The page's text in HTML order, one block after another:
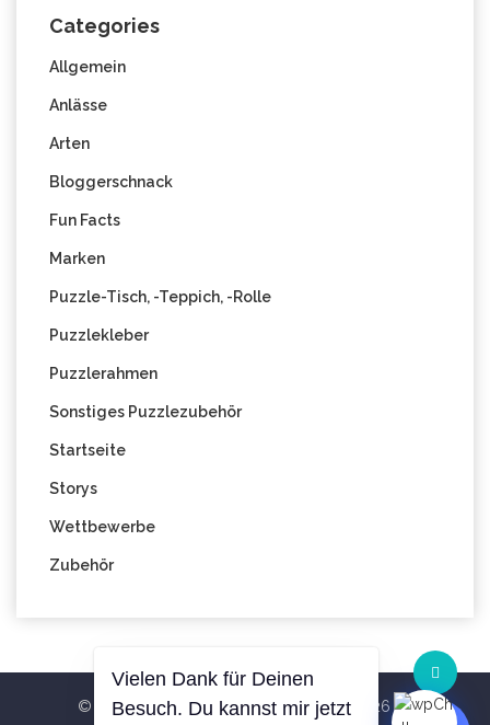
Categories
Allgemein
Anlässe
Arten
Bloggerschnack
Fun Facts
Marken
Puzzle-Tisch, -Teppich, -Rolle
Puzzlekleber
Puzzlerahmen
Sonstiges Puzzlezubehör
Startseite
Storys
Wettbewerbe
Zubehör
© All Right Reserved Blog PuzzleWelt 2026
Vielen Dank für Deinen